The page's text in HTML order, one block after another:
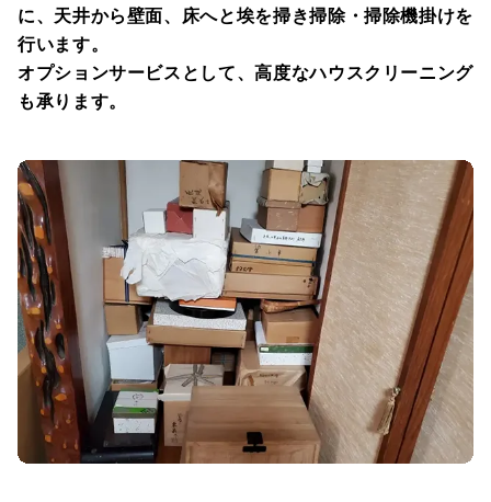
に、天井から壁面、床へと埃を掃き掃除・掃除機掛けを
行います。
オプションサービスとして、高度なハウスクリーニング
も承ります。